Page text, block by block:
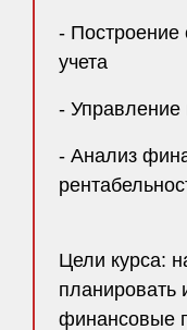
- Построение
учета
- Управление
- Анализ
Цели курса:
планировать
финансовые